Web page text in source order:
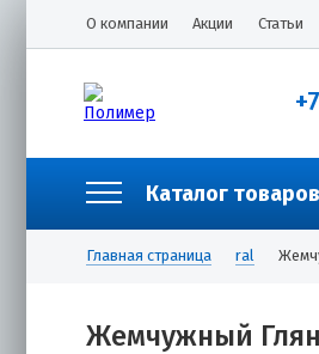
О компании Акции Статьи
Каталог товаров
Главная страница ral
Жемчужный